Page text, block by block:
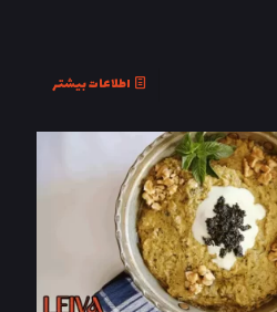
اطلاعات بیشتر